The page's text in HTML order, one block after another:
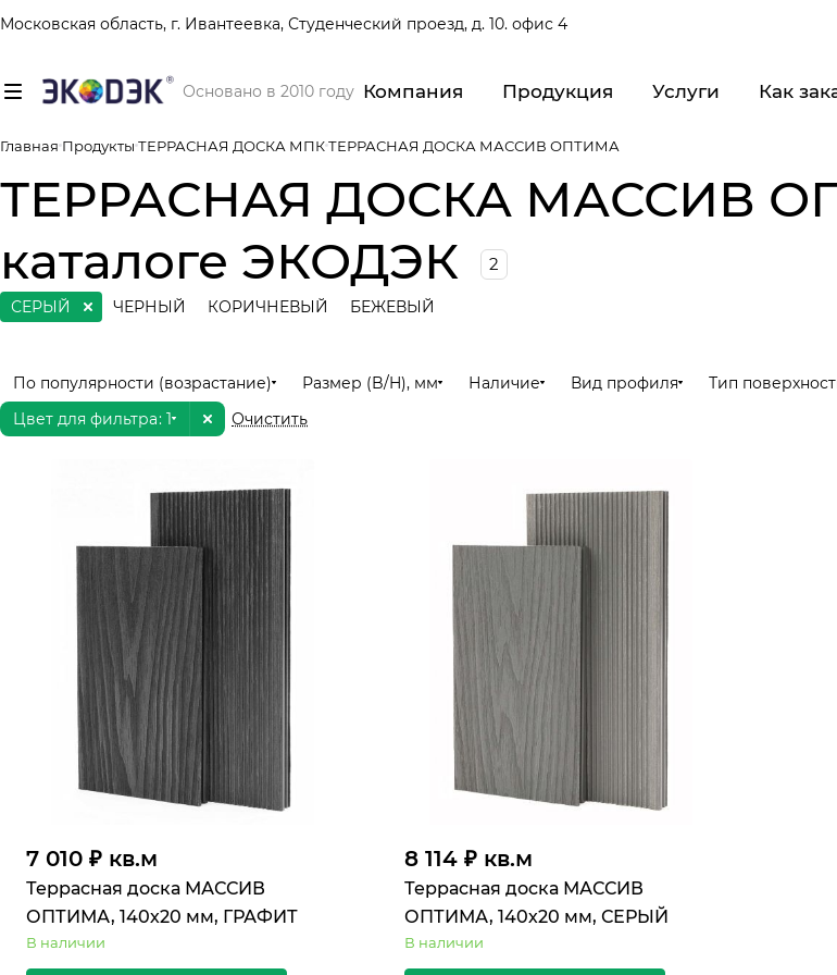
Московская область, г. Ивантеевка, Студенческий проезд, д. 10. офис 4
Основано в 2010 году Компания Продукция Услуги Как
Главная Продукты ТЕРРАСНАЯ ДОСКА МПКТЕРРАСНАЯ ДОСКА МАССИВ ОПТИМА
ТЕРРАСНАЯ ДОСКА МАССИВ
каталоге ЭКОДЭК
2
ЧЕРНЫЙ КОРИЧНЕВЫЙ
СЕРЫЙ БЕЖЕВЫЙ
По популярности (возрастание) Размер (B/H), мм Наличие Вид профиля
Тип
Цвет для фильтра: 1 Очистить
7 010 ₽ кв.м
Террасная доска МАССИВ
ОПТИМА, 140х20 мм, ГРАФИТ
В наличии
8 114 ₽ кв.м
Террасная доска МАССИВ
ОПТИМА, 140х20 мм, СЕРЫЙ
В наличии